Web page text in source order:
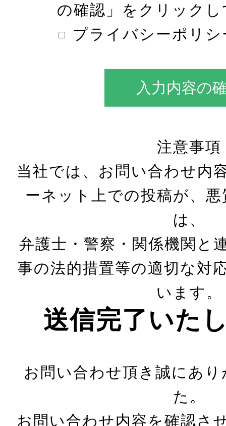
の確認」をクリック
プライバシーポリ
入力内容の
注意事項
当社では、お問い合わせ内
ーネット上での投稿が、
は、
弁護士・警察・関係機関と
事の法的措置等の適切な対
います。
送信完了いた
お問い合わせ頂き誠にあ
た。
お問い合わせ内容を確認さ